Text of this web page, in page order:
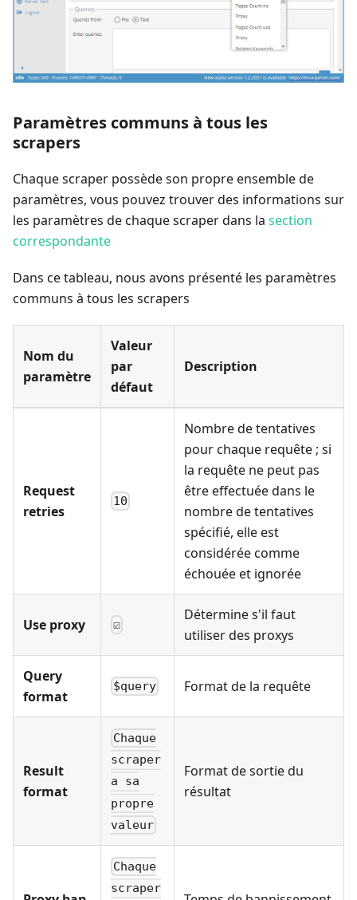
Paramètres communs à tous les
scrapers
Chaque scraper possède son propre ensemble de
paramètres, vous pouvez trouver des informations sur
les paramètres de chaque scraper dans la section
correspondante
Dans ce tableau, nous avons présenté les paramètres
communs à tous les scrapers
Nom du
paramètre
Valeur
par
défaut
Description
Request
retries
10
Nombre de tentatives
pour chaque requête ; si
la requête ne peut pas
être effectuée dans le
nombre de tentatives
spécifié, elle est
considérée comme
échouée et ignorée
Use proxy ☑
Détermine s'il faut
utiliser des proxys
Query
format
$query Format de la requête
Result
format
Chaque
scraper
a sa
propre
valeur
Format de sortie du
résultat
Chaque
scraper